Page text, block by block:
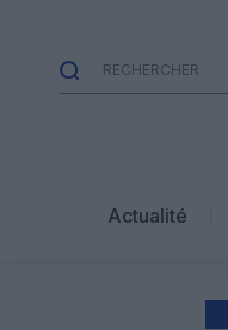
Actualité